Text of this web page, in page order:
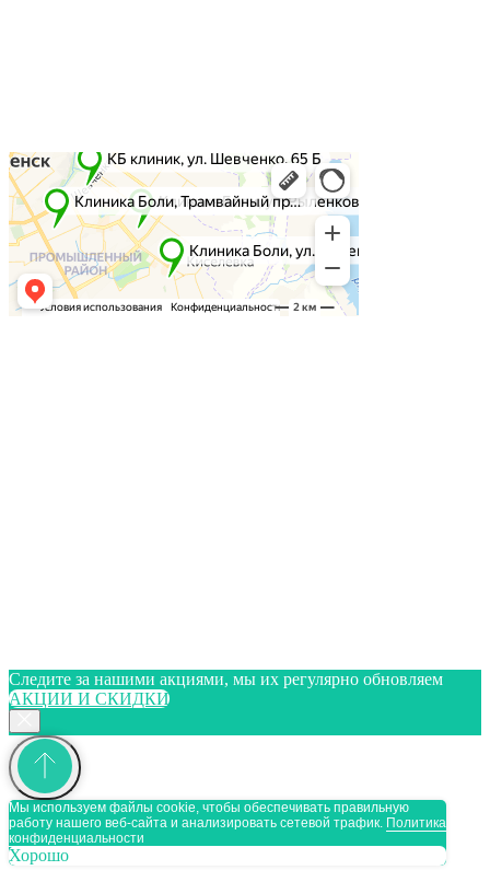
Следите за нашими акциями, мы их регулярно обновляем
АКЦИИ И СКИДКИ
Мы используем файлы cookie, чтобы обеспечивать правильную
работу нашего веб-сайта и анализировать сетевой трафик. Политика
конфиденциальности
Хорошо